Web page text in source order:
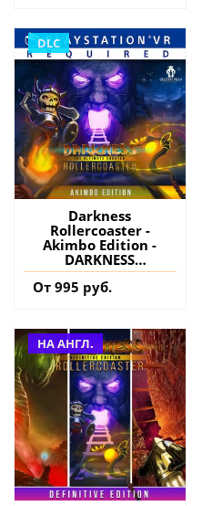
на аккаунт
DLC
Darkness
Rollercoaster -
Akimbo Edition -
DARKNESS
ROLLERCOASTER -
Ultimate Shooter
на аккаунт
От 995 руб.
НА АНГЛ.